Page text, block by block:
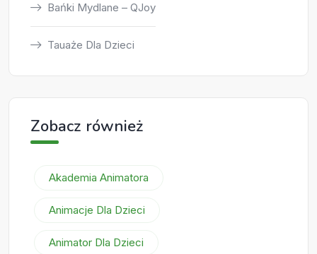
Bańki Mydlane – QJoy
Tauaże Dla Dzieci
Zobacz również
Akademia Animatora
Animacje Dla Dzieci
Animator Dla Dzieci